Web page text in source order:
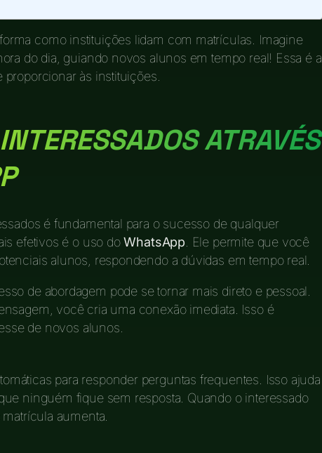
como instituições lidam com matrículas. Imagine
do dia, guiando novos alunos em tempo real! Essa é a
às instituições.
ATRAVÉS
é fundamental para o sucesso de qualquer
efetivos é o uso doWhatsApp . Ele permite que você
alunos, respondendo a dúvidas em tempo real.
de abordagem pode se tornar mais direto e pessoal.
você cria uma conexão imediata. Isso é
de novos alunos.
para responder perguntas frequentes. Isso ajuda
ninguém fique sem resposta. Quando o interessado
aumenta.